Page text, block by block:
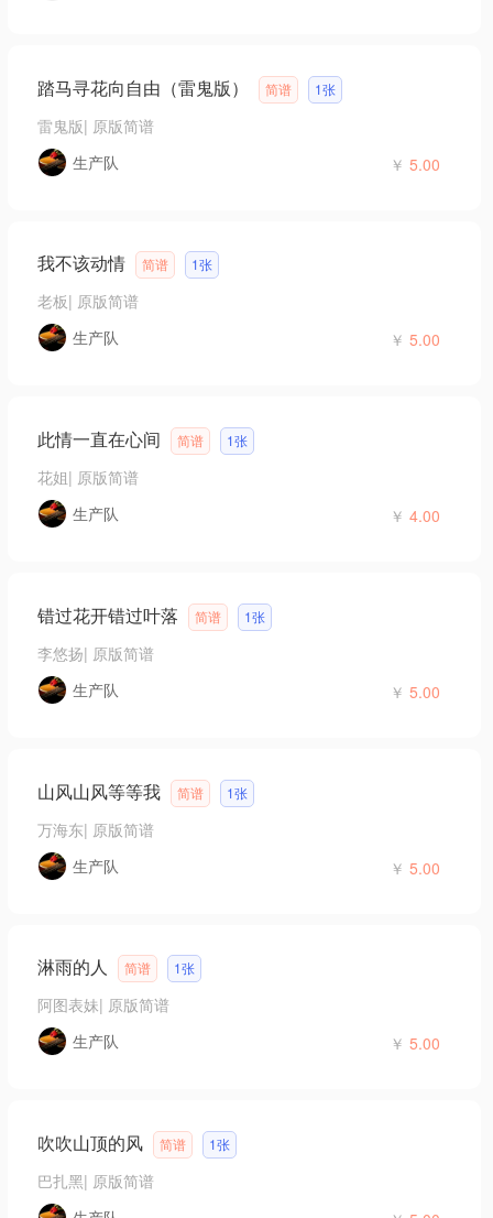
踏马寻花向自由（雷鬼版） 简谱 1张
雷鬼版| 原版简谱
生产队
￥ 5.00
我不该动情 简谱 1张
老板| 原版简谱
生产队
￥ 5.00
此情一直在心间 简谱 1张
花姐| 原版简谱
生产队
￥ 4.00
错过花开错过叶落 简谱 1张
李悠扬| 原版简谱
生产队
￥ 5.00
山风山风等等我 简谱 1张
万海东| 原版简谱
生产队
￥ 5.00
淋雨的人 简谱 1张
阿图表妹| 原版简谱
生产队
￥ 5.00
吹吹山顶的风 简谱 1张
巴扎黑| 原版简谱